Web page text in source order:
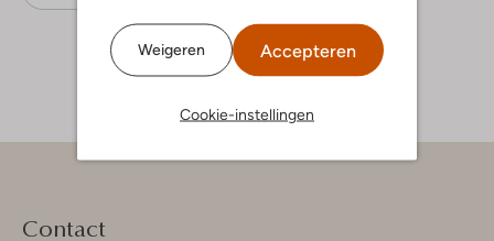
Weigeren Accepteren
Cookie-instellingen
Contact